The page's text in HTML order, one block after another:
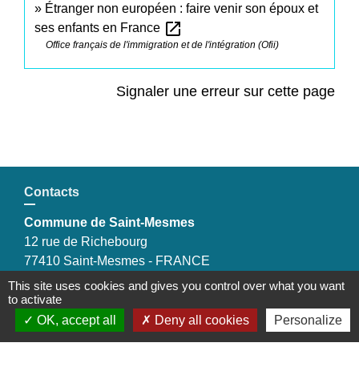
Étranger non européen : faire venir son époux et
ses enfants en France open_in_new
Office français de l'immigration et de l'intégration (Ofii)
Signaler une erreur sur cette page
Contacts
Commune de Saint-Mesmes
12 rue de Richebourg
77410 Saint-Mesmes - FRANCE
+33 1 60 26 24 20
This site uses cookies and gives you control over what you want
to activate
OK, accept all
Deny all cookies Personalize